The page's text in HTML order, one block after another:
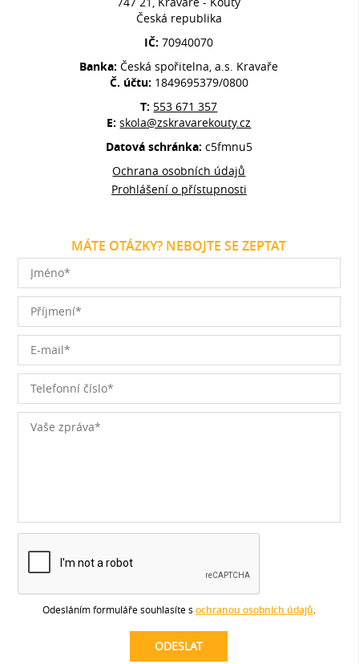
Česká republika
IČ:70940070
Banka:Česká spořitelna, a.s. Kravaře
Č. účtu: 1849695379/0800
T: 553 671 357
E:skola@zskravarekouty.cz
Datová schránka: c5fmnu5
Ochrana osobních údajů
Prohlášení o přístupnosti
MÁTE OTÁZKY? NEBOJTE SE ZEPTAT
Odesláním formuláře souhlasíte s ochranou osobních údajů